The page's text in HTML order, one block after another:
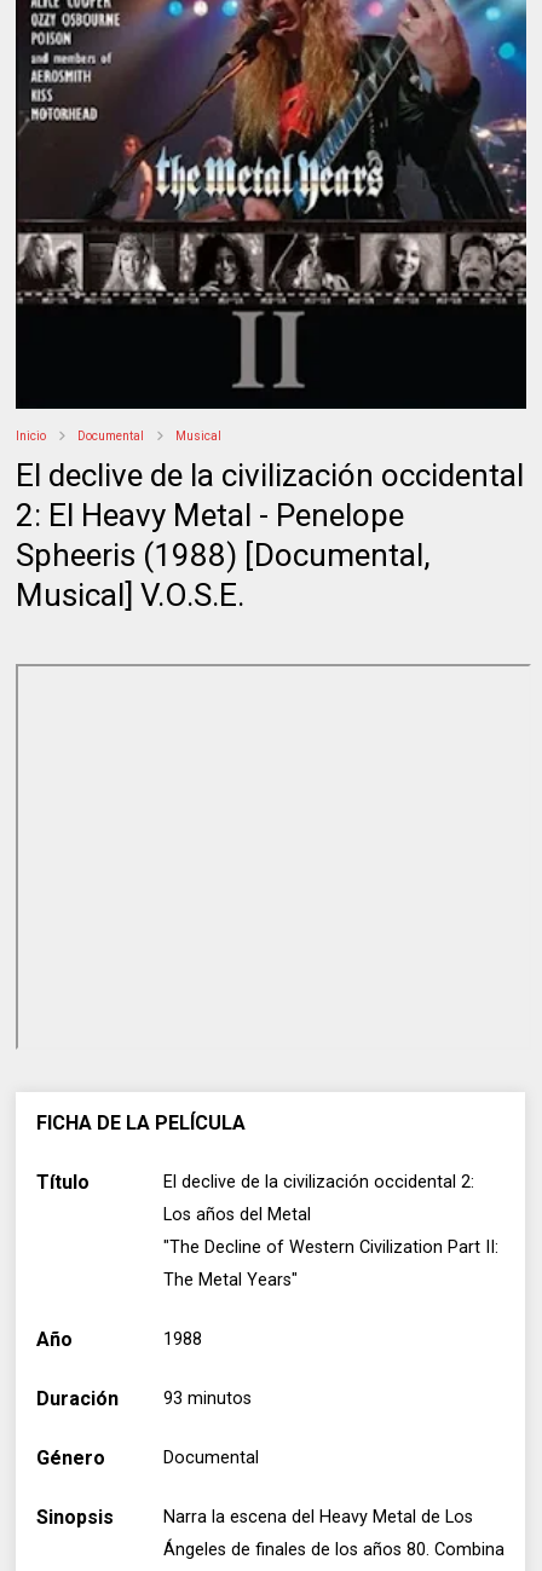
Inicio Documental Musical
El declive de la civilización occidental
2: El Heavy Metal - Penelope
Spheeris (1988) [Documental,
Musical] V.O.S.E.
FICHA DE LA PELÍCULA
Título
El declive de la civilización occidental 2:
Los años del Metal
"The Decline of Western Civilization Part II:
The Metal Years"
Año 1988
Duración 93 minutos
Género Documental
Sinopsis
Narra la escena del Heavy Metal de Los
Ángeles de finales de los años 80. Combina